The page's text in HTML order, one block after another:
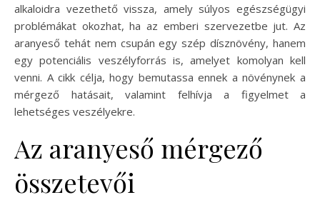
alkaloidra vezethető vissza, amely súlyos egészségügyi
problémákat okozhat, ha az emberi szervezetbe jut. Az
aranyeső tehát nem csupán egy szép dísznövény, hanem
egy potenciális veszélyforrás is, amelyet komolyan kell
venni. A cikk célja, hogy bemutassa ennek a növénynek a
mérgező hatásait, valamint felhívja a figyelmet a
lehetséges veszélyekre.
Az aranyeső mérgező
összetevői